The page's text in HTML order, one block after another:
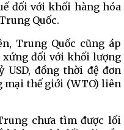
đối với khối hàng hóa
Quốc.
Trung Quốc cũng áp
xứng đối với khối lượng
đồng thời đệ đơn
mại thế giới (WTO) liên
chưa tìm được lối